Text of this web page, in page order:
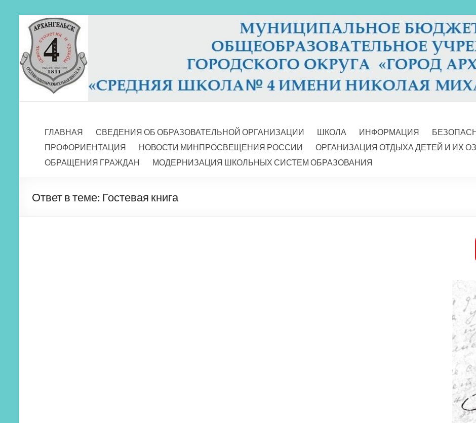
Перейти
содержимому
МБОУ СШ 4
ГЛАВНАЯ
СВЕДЕНИЯ ОБ ОБРАЗОВАТЕЛЬНОЙ ОРГАНИЗАЦИИ ШКОЛА ИНФОРМАЦИЯ
ПРОФОРИЕНТАЦИЯ
НОВОСТИ МИНПРОСВЕЩЕНИЯ РОССИИ ОРГАНИЗАЦИЯ ОТДЫХА ДЕТЕЙ И ИХ
ОБРАЩЕНИЯ ГРАЖДАН
МОДЕРНИЗАЦИЯ ШКОЛЬНЫХ СИСТЕМ ОБРАЗОВАНИЯ
Ответ в теме: Гостевая книга